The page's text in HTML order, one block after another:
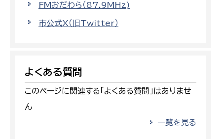
FMおだわら（87.9MHz)
市公式X（旧Twitter）
よくある質問
このページに関連する「よくある質問」はありませ
ん
一覧を見る